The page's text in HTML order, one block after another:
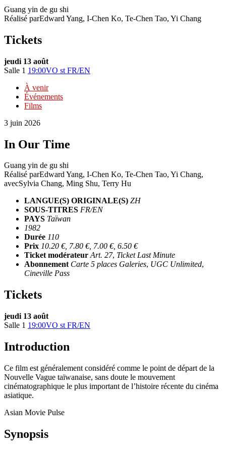
Guang yin de gu shi
Réalisé parEdward Yang, I-Chen Ko, Te-Chen Tao, Yi Chang
Tickets
jeudi 13 août
Salle 1 19:00VO st FR/EN
À venir
Événements
Films
3 juin 2026
In Our Time
Guang yin de gu shi
Réalisé parEdward Yang, I-Chen Ko, Te-Chen Tao, Yi Chang,
avecSylvia Chang, Ming Shu, Terry Hu
LANGUE(S) ORIGINALE(S) ZH
SOUS-TITRES FR/EN
PAYS Taïwan
1982
Durée 110
Prix 10.20 €, 7.80 €, 7.00 €, 6.50 €
Ticket modérateur Art. 27, Ticket Last Minute
Abonnement Carte 5 places Galeries, UGC Unlimited,
Cineville Pass
Tickets
jeudi 13 août
Salle 1 19:00VO st FR/EN
Introduction
Ce film est généralement considéré comme le point de départ de la
Nouvelle Vague taïwanaise, sans doute le mouvement
cinématographique le plus important de l’histoire récente du cinéma
asiatique.
Asian Movie Pulse
Synopsis